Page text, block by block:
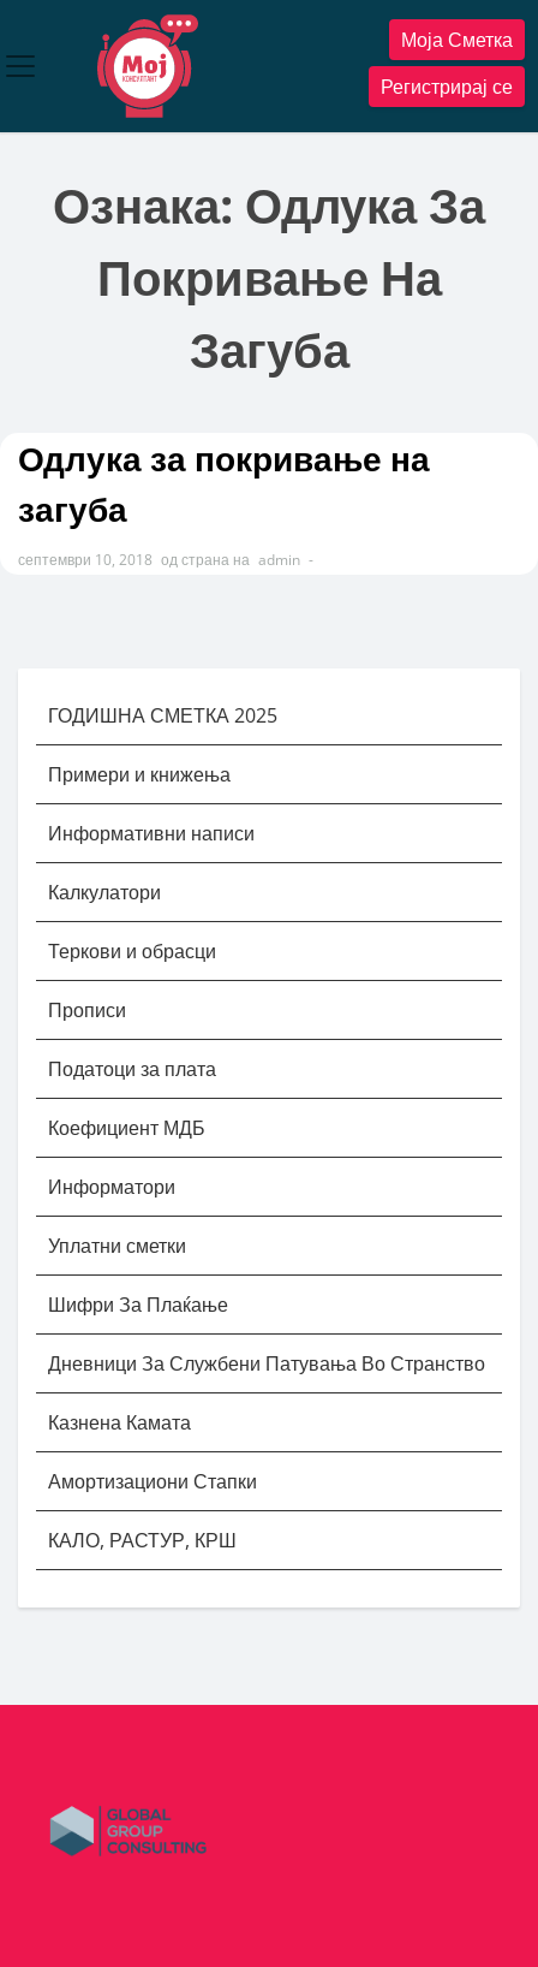
содржината
Моја Сметка
Регистрирај се
Ознака: Одлука За
Покривање На
Загуба
Одлука за покривање на
загуба
септември 10, 2018 од страна на admin -
ГОДИШНА СМЕТКА 2025
Примери и книжења
Информативни написи
Калкулатори
Теркови и обрасци
Прописи
Податоци за плата
Коефициент МДБ
Информатори
Уплатни сметки
Шифри За Плаќање
Дневници За Службени Патувања Во Странство
Казнена Камата
Амортизациони Стапки
КАЛО, РАСТУР, КРШ